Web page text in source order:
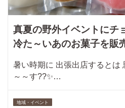
真夏の野外イベントにチ
冷た～いあのお菓子を販
暑い時期に 出張出店するとは
～～す??✨…
地域・イベント